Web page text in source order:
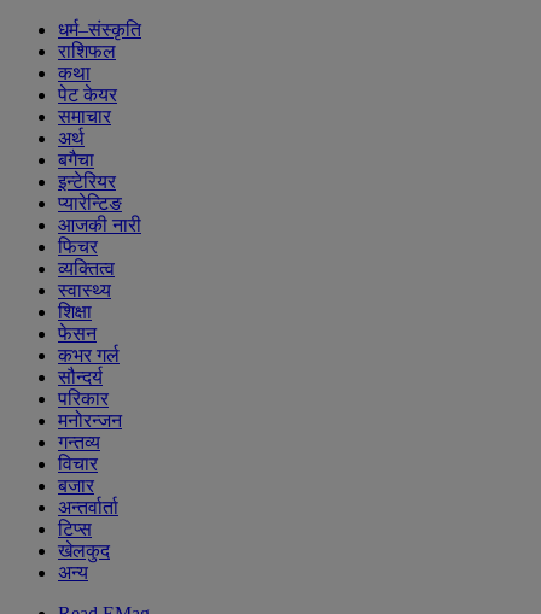
धर्म–संस्कृति
राशिफल
कथा
पेट केयर
समाचार
अर्थ
बगैचा
इन्टेरियर
प्यारेन्टिङ
आजकी नारी
फिचर
व्यक्तित्व
स्वास्थ्य
शिक्षा
फेसन
कभर गर्ल
सौन्दर्य
परिकार
मनोरन्जन
गन्तव्य
विचार
बजार
अन्तर्वार्ता
टिप्स
खेलकुद
अन्य